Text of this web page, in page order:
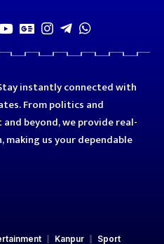
instantly connected with
From politics and
beyond, we provide real-
making us your dependable
Kanpur Sport